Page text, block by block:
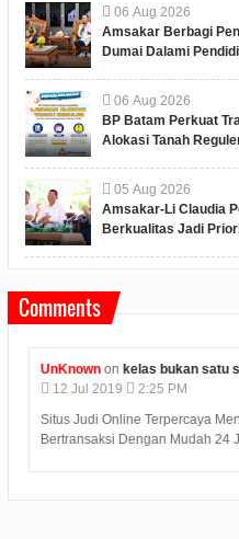
06 Aug 2026
Amsakar Berbagi
Dumai Dalami
06 Aug 2026
BP Batam Perkuat
Alokasi Tanah
05 Aug 2026
Amsakar-Li Claudia
Berkualitas Jadi
Comments
UnKnownonkelas bukan satu
12 Jul 2019
2:25 PM
Situs Judi Online Terpercaya
Bertransaksi Dengan Mudah 24